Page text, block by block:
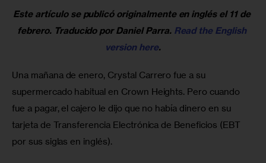
Este artículo se publicó originalmente en inglés el 11 de
febrero. Traducido por Daniel Parra. Read the English
version here.
Una mañana de enero, Crystal Carrero fue a su
supermercado habitual en Crown Heights. Pero cuando
fue a pagar, el cajero le dijo que no había dinero en su
tarjeta de Transferencia Electrónica de Beneficios (EBT
por sus siglas en inglés).